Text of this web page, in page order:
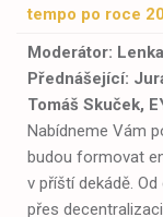
tempo po roce
Moderátor:
Přednášející:
Tomáš Skuček,
Nabídneme Vám
budou formovat
v příští dekádě.
přes